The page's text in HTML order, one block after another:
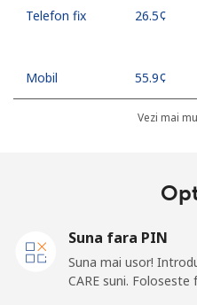
Telefon fix ⁦26.5¢⁩
Mobil ⁦55.9¢⁩
⁦81.9¢⁩
Mobil
Vezi mai
Suna fara PIN
Suna mai usor!
CARE suni. Foloseste